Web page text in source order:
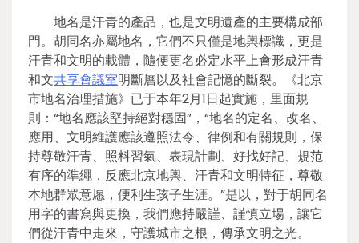
地名是汗青的產品，也是文明遺產的主要構成部
門。胡同名亦屬地名，它們不只僅是地輿標識，更是
汗青和文明的載體，隨便更名必定水平上會形成汗青
和文共享會議室明斷層以及社會記憶的斷裂。《北京
市地名治理措施》已于本年2月1日起實施，里面規
則：“地名應該堅持絕對穩固”，“地名的定名、改名、
應用、文明維護應該遵照法令、律例和有關規則，保
持尊敬汗青、照料習氣、表現計劃、好找好記、規范
有序的準繩，反應北京地輿、汗青和文明特征，尊敬
本地群眾意愿，便利生孩子生涯。”是以，對于胡同名
用字的書寫與更換，我們應持嚴謹、謹慎立場，讓它
們從汗青中走來，守護城市之根，傳承文明之光。